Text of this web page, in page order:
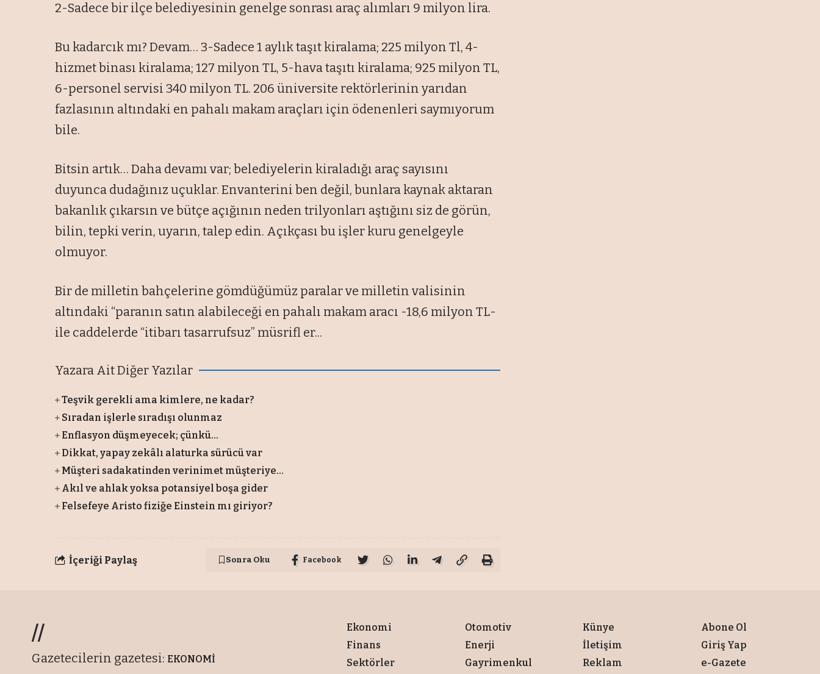
2-Sadece bir ilçe belediyesinin genelge sonrası araç alımları 9 milyon lira.
Bu kadarcık mı? Devam… 3-Sadece 1 aylık taşıt kiralama; 225 milyon Tl, 4-
hizmet binası kiralama; 127 milyon TL, 5-hava taşıtı kiralama; 925 milyon TL,
6-personel servisi 340 milyon TL. 206 üniversite rektörlerinin yarıdan
fazlasının altındaki en pahalı makam araçları için ödenenleri saymıyorum
bile.
Bitsin artık… Daha devamı var; belediyelerin kiraladığı araç sayısını
duyunca dudağınız uçuklar. Envanterini ben değil, bunlara kaynak aktaran
bakanlık çıkarsın ve bütçe açığının neden trilyonları aştığını siz de görün,
bilin, tepki verin, uyarın, talep edin. Açıkçası bu işler kuru genelgeyle
olmuyor.
Bir de milletin bahçelerine gömdüğümüz paralar ve milletin valisinin
altındaki “paranın satın alabileceği en pahalı makam aracı -18,6 milyon TL-
ile caddelerde “itibarı tasarrufsuz” müsrifl er...
Yazara Ait Diğer Yazılar
Teşvik gerekli ama kimlere, ne kadar?
Sıradan işlerle sıradışı olunmaz
Enflasyon düşmeyecek; çünkü…
Dikkat, yapay zekâlı alaturka sürücü var
Müşteri sadakatinden verinimet müşteriye...
Akıl ve ahlak yoksa potansiyel boşa gider
Felsefeye Aristo fiziğe Einstein mı giriyor?
İçeriği Paylaş Sonra Oku Facebook
//
Gazetecilerin gazetesi: EKONOMİ
Ekonomi
Finans
Sektörler
Otomotiv
Enerji
Gayrimenkul
Künye
İletişim
Reklam
Abone Ol
Giriş Yap
e-Gazete